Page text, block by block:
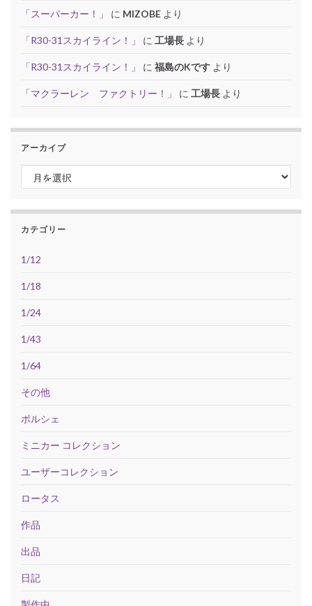
「スーパーカー！」 に MIZOBE より
「R30-31スカイライン！」 に 工場長 より
「R30-31スカイライン！」 に 福島のKです より
「マクラーレン ファクトリー！」 に 工場長 より
アーカイブ
アーカイブ
カテゴリー
1/12
1/18
1/24
1/43
1/64
その他
ポルシェ
ミニカー コレクション
ユーザーコレクション
ロータス
作品
出品
日記